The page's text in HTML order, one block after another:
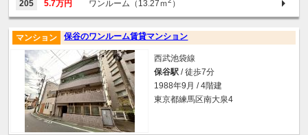
205 5.7万円 ワンルーム（13.27ｍ ）
保谷のワンルーム賃貸マンション
マンション
西武池袋線
保谷駅 / 徒歩7分
1988年9月 / 4階建
東京都練馬区南大泉4